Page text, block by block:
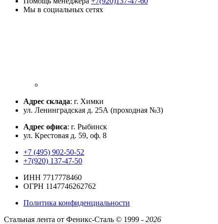
Мы в социальных сетях
Адрес склада: г. Химки
ул. Ленинградская д. 25А (проходная №3)
Адрес офиса: г. Рыбинск
ул. Крестовая д. 59, оф. 8
+7 (495) 902-50-52
+7(920) 137-47-50
ИНН 7717778460
ОГРН 1147746262762
Политика конфиденциальности
Стальная лента от Феникс-Сталь © 1999 - 2026